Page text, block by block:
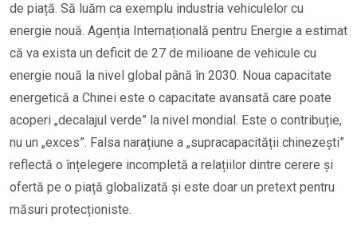
de piață. Să luăm ca exemplu industria vehiculelor cu
energie nouă. Agenția Internațională pentru Energie a estimat
că va exista un deficit de 27 de milioane de vehicule cu
energie nouă la nivel global până în 2030. Noua capacitate
energetică a Chinei este o capacitate avansată care poate
acoperi „decalajul verde” la nivel mondial. Este o contribuție,
nu un „exces”. Falsa narațiune a „supracapacității chinezești”
reflectă o înțelegere incompletă a relațiilor dintre cerere și
ofertă pe o piață globalizată și este doar un pretext pentru
măsuri protecționiste.